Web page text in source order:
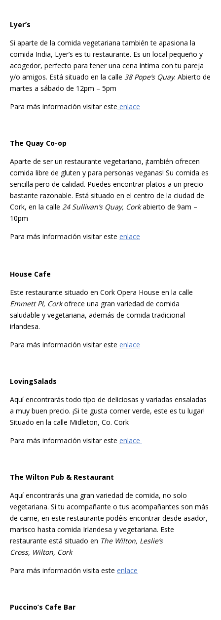
Lyer’s
Si aparte de la comida vegetariana también te apasiona la
comida India, Lyer’s es tu restaurante. Es un local pequeño y
acogedor, perfecto para tener una cena íntima con tu pareja
y/o amigos. Está situado en la calle 38 Pope’s Quay. Abierto de
martes a sábado de 12pm – 5pm
Para más información visitar este enlace
The Quay Co-op
Aparte de ser un restaurante vegetariano, ¡también ofrecen
comida libre de gluten y para personas veganas! Su comida es
sencilla pero de calidad. Puedes encontrar platos a un precio
bastante razonable. Está situado en el centro de la ciudad de
Cork, en la calle 24 Sullivan’s Quay, Corkabierto de 9am –
10pm
Para más información visitar este enlace
House Cafe
Este restaurante situado en Cork Opera House en la calle
Emmett Pl, Corkofrece una gran variedad de comida
saludable y vegetariana, además de comida tradicional
irlandesa.
Para más información visitar este enlace
LovingSalads
Aquí encontrarás todo tipo de deliciosas y variadas ensaladas
a muy buen precio. ¡Si te gusta comer verde, este es tu lugar!
Situado en la calle Midleton, Co. Cork
Para más información visitar este enlace
The Wilton Pub & Restaurant
Aquí encontrarás una gran variedad de comida, no solo
vegetariana. Si tu acompañante o tus acompañantes son más
de carne, en este restaurante podéis encontrar desde asador,
marisco hasta comida Irlandesa y vegetariana. Este
restaurante está situado en The Wilton, Leslie’s
Cross, Wilton, Cork
Para más información visita este enlace
Puccino’s Cafe Bar